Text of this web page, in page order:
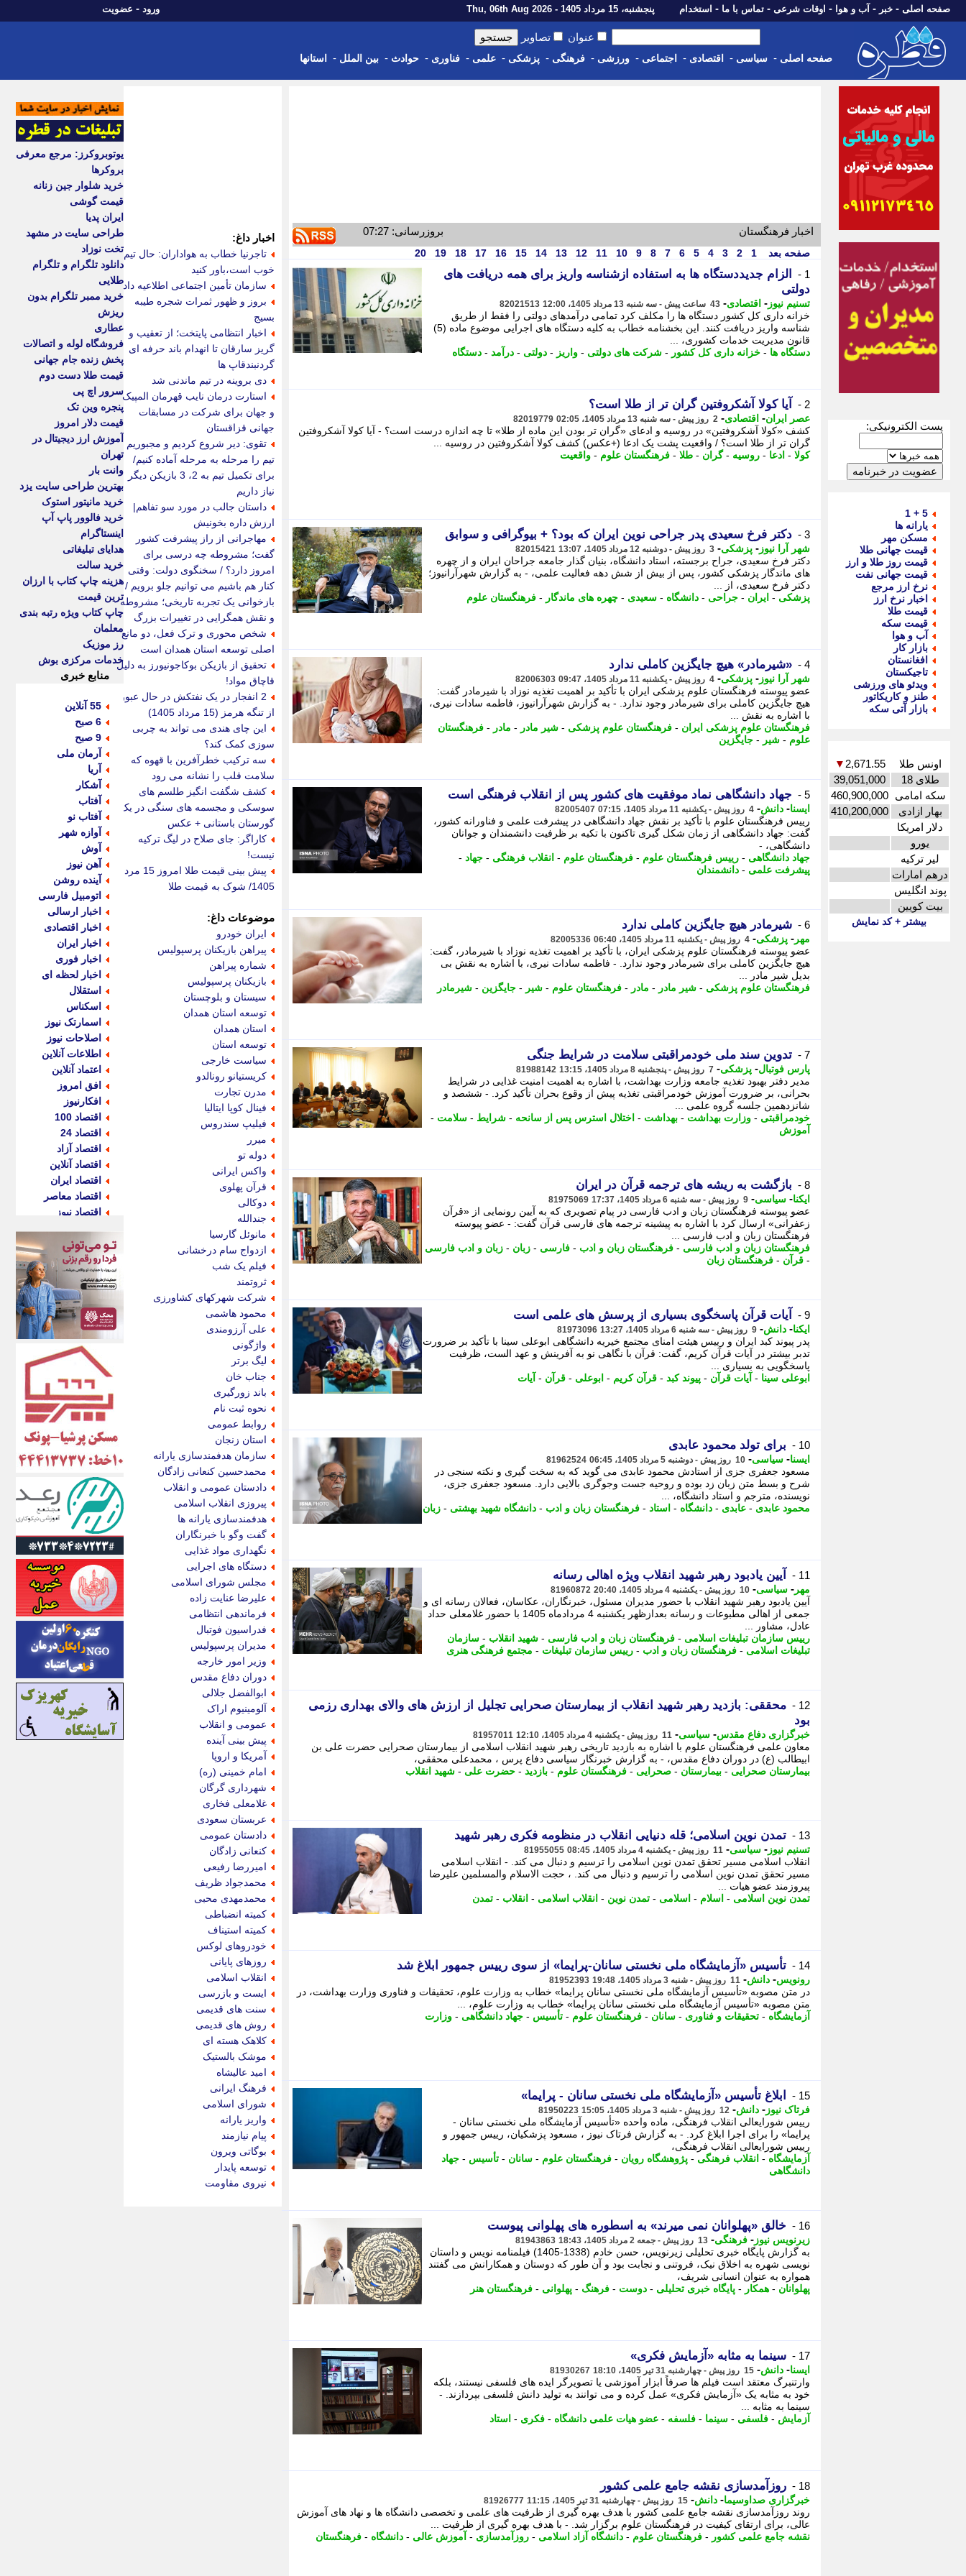
صفحه اصلی - خبر - آب و هوا - اوقات شرعی - تماس با ما - استخدام پنجشنبه، 15 مرداد 1405 - Thu, 06th Aug 2026 ورود - عضویت
عنوان تصاویر
صفحه اصلی - سیاسی - اقتصادی - اجتماعی - ورزشی - فرهنگی - پزشکی - علمی - فناوری - حوادث - بین الملل - استانها
پست الکترونیکی:
5 + 1
یارانه ها
مسکن مهر
قیمت جهانی طلا
قیمت روز طلا و ارز
قیمت جهانی نفت
نرخ ارز مرجع
اخبار نرخ ارز
قیمت طلا
قیمت سکه
آب و هوا
بازار کار
افغانستان
تاجیکستان
ویدئو های ورزشی
طنز و کاریکاتور
بازار آتی سکه
اونس طلا 2,671.55
▼
طلای 18
39,051,000
سکه امامی 460,900,000
بهار ازادی
410,200,000
دلار امریکا
یورو
لیر ترکیه
درهم امارات
پوند انگلیس
بیت کویین
بیشتر + کد نمایش
اخبار فرهنگستان بروزرسانی: 07:27
صفحه بعد 1
2
3
4
5
6
7
8
9
10
11
12
13
14
15
16
17
18
19
20
1 -
الزام جدیددستگاه ها به استفاده ازشناسه واریز برای همه دریافت های
دولتی
تسنیم نیوز - اقتصادی- 43 ساعت پیش - سه شنبه 13 مرداد 1405، 12:00 82021513
خزانه داری کل کشور دستگاه ها را مکلف کرد تمامی درآمدهای دولتی را فقط از طریق
شناسه واریز دریافت کنند. این بخشنامه خطاب به کلیه دستگاه های اجرایی موضوع ماده (5)
قانون مدیریت خدمات کشوری، ...
دستگاه ها - خزانه داری کل کشور - شرکت های دولتی - واریز - دولتی - درآمد - دستگاه
2 - آیا کولا آشکروفتین گران تر از طلا است؟
عصر ایران- اقتصادی- 2 روز پیش - سه شنبه 13 مرداد 1405، 02:05 82019779
کشف «کولا آشکروفتین» در روسیه و ادعای «گران تر بودن این ماده از طلا» تا چه اندازه درست است؟ - آیا کولا آشکروفتین
گران تر از طلا است؟ / واقعیت پشت یک ادعا (+عکس) کشف کولا آشکروفتین در روسیه ...
کولا - ادعا - روسیه -گران - طلا - فرهنگستان علوم - واقعیت
3 - دکتر فرخ سعیدی پدر جراحی نوین ایران که بود؟ + بیوگرافی و سوابق
شهر آرا نیوز - پزشکی- 3 روز پیش - دوشنبه 12 مرداد 1405، 13:07 82015421
دکتر فرخ سعیدی، جراح برجسته، استاد دانشگاه، بنیان گذار جامعه جراحان ایران و از چهره
های ماندگار پزشکی کشور، پس از بیش از شش دهه فعالیت علمی، - به گزارش شهرآرانیوز؛
دکتر فرخ سعیدی، از ...
پزشکی - ایران - جراحی - دانشگاه - سعیدی - چهره های ماندگار - فرهنگستان علوم
4 - «شیرمادر» هیچ جایگزین کاملی ندارد
شهر آرا نیوز - پزشکی- 4 روز پیش - یکشنبه 11 مرداد 1405، 09:47 82006303
عضو پیوسته فرهنگستان علوم پزشکی ایران با تأکید بر اهمیت تغذیه نوزاد با شیرمادر گفت:
هیچ جایگزین کاملی برای شیرمادر وجود ندارد. - به گزارش شهرآرانیوز، فاطمه سادات نیری،
با اشاره به نقش ...
فرهنگستان علوم پزشکی ایران - فرهنگستان علوم پزشکی - شیر مادر - مادر - فرهنگستان
علوم - شیر - جایگزین
5 - جهاد دانشگاهی نماد موفقیت های کشور پس از انقلاب فرهنگی است
ایسنا- دانش- 4 روز پیش - یکشنبه 11 مرداد 1405، 07:15 82005407
رییس فرهنگستان علوم با تأکید بر نقش جهاد دانشگاهی در پیشرفت علمی و فناورانه کشور،
گفت: جهاد دانشگاهی از زمان شکل گیری تاکنون با تکیه بر ظرفیت دانشمندان و جوانان
دانشگاهی، -
جهاد دانشگاهی - رییس فرهنگستان علوم - فرهنگستان علوم - انقلاب فرهنگی - جهاد -
پیشرفت علمی - دانشمندان
6 - شیرمادر هیچ جایگزین کاملی ندارد
مهر - پزشکی- 4 روز پیش - یکشنبه 11 مرداد 1405، 06:40 82005336
عضو پیوسته فرهنگستان علوم پزشکی ایران، با تأکید بر اهمیت تغذیه نوزاد با شیرمادر، گفت:
هیچ جایگزین کاملی برای شیرمادر وجود ندارد. - فاطمه سادات نیری، با اشاره به نقش بی
بدیل شیر مادر ...
فرهنگستان علوم پزشکی - شیر مادر - مادر - فرهنگستان علوم - شیر - جایگزین - شیرمادر
7 - تدوین سند ملی خودمراقبتی سلامت در شرایط جنگی
پارس فوتبال- پزشکی- 7 روز پیش - پنجشنبه 8 مرداد 1405، 13:15 81988142
مدیر دفتر بهبود تغذیه جامعه وزارت بهداشت، با اشاره به اهمیت امنیت غذایی در شرایط
بحرانی، بر ضرورت آموزش خودمراقبتی تغذیه پیش از وقوع بحران تأکید کرد. - ششصد و
شانزدهمین جلسه گروه علمی ...
خودمراقبتی - وزارت بهداشت - بهداشت - اختلال استرس پس از سانحه - شرایط - سلامت -
آموزش
8 - بازگشت به ریشه های ترجمه قرآن در ایران
ایکنا- سیاسی- 9 روز پیش - سه شنبه 6 مرداد 1405، 17:37 81975069
عضو پیوسته فرهنگستان زبان و ادب فارسی در پیام تصویری که به آیین رونمایی از «قرآن
زعفرانی» ارسال کرد با اشاره به پیشینه ترجمه های فارسی قرآن گفت: - عضو پیوسته
فرهنگستان زبان و ادب فارسی ...
فرهنگستان زبان و ادب فارسی - فرهنگستان زبان و ادب - فارسی - زبان - زبان و ادب فارسی
- قرآن - فرهنگستان زبان
9 - آیات قرآن پاسخگوی بسیاری از پرسش های علمی است
ایکنا- دانش- 9 روز پیش - سه شنبه 6 مرداد 1405، 13:27 81973096
پدر پیوند کبد ایران و رییس هیئت امنای مجتمع خیریه دانشگاهی ابوعلی سینا با تأکید بر ضرورت
تدبر بیشتر در آیات قرآن کریم، گفت: قرآن با نگاهی نو به آفرینش و عهد الست، ظرفیت
پاسخگویی به بسیاری ...
ابوعلی سینا - آیات قرآن - پیوند کبد - قرآن کریم - ابوعلی - قرآن - آیات
10 - برای تولد محمود عابدی
ایسنا- سیاسی- 10 روز پیش - دوشنبه 5 مرداد 1405، 06:45 81962524
مسعود جعفری جزی از استادش محمود عابدی می گوید که به سخت گیری و نکته سنجی در
شرح و بسط متن زبان زد بوده و روحیه جست وجوگری بالایی دارد. مسعود جعفری جزی،
نویسنده، مترجم و استاد دانشگاه، ...
محمود عابدی - عابدی - دانشگاه - استاد - فرهنگستان زبان و ادب - دانشگاه شهید بهشتی - زبان
11 - آیین یادبود رهبر شهید انقلاب ویژه اهالی رسانه
مهر - سیاسی- 10 روز پیش - یکشنبه 4 مرداد 1405، 20:40 81960872
آیین یادبود رهبر شهید انقلاب با حضور مدیران مسئول، خبرنگاران، عکاسان، فعالان رسانه ای و
جمعی از اهالی مطبوعات و رسانه بعدازظهر یکشنبه 4 مردادماه 1405 با حضور غلامعلی حداد
عادل، مشاور ...
رییس سازمان تبلیغات اسلامی - فرهنگستان زبان و ادب فارسی - شهید انقلاب - سازمان
تبلیغات اسلامی - فرهنگستان زبان و ادب - رییس سازمان تبلیغات - مجتمع فرهنگی هنری
12 -
محققی: بازدید رهبر شهید انقلاب از بیمارستان صحرایی تجلیل از ارزش های والای بهداری رزمی
بود
خبرگزاری دفاع مقدس- سیاسی- 11 روز پیش - یکشنبه 4 مرداد 1405، 12:10 81957011
معاون علمی فرهنگستان علوم با اشاره به بازدید تاریخی رهبر شهید انقلاب اسلامی از بیمارستان صحرایی حضرت علی بن
ابیطالب (ع) در دوران دفاع مقدس، - به گزارش خبرنگار سیاسی دفاع پرس ، محمدعلی محققی،
بیمارستان صحرایی - بیمارستان - صحرایی - فرهنگستان علوم - بازدید - حضرت علی - شهید انقلاب
13 - تمدن نوین اسلامی؛ قله دنیایی انقلاب در منظومه فکری رهبر شهید
تسنیم نیوز - سیاسی- 11 روز پیش - یکشنبه 4 مرداد 1405، 08:45 81955055
انقلاب اسلامی مسیر تحقق تمدن نوین اسلامی را ترسیم و دنبال می کند. - انقلاب اسلامی
مسیر تحقق تمدن نوین اسلامی را ترسیم و دنبال می کند. ، حجت الاسلام ­والمسلمین علیرضا
پیروزمند عضو هیات ...
تمدن نوین اسلامی - اسلام - اسلامی - تمدن نوین - انقلاب اسلامی - انقلاب - تمدن
14 - تأسیس «آزمایشگاه ملی نخستی سانان-پرایما» از سوی رییس جمهور ابلاغ شد
رونویس- دانش- 11 روز پیش - شنبه 3 مرداد 1405، 19:48 81952393
در متن مصوبه «تأسیس آزمایشگاه ملی نخستی سانان پرایما» خطاب به وزارت علوم، تحقیقات و فناوری وزارت بهداشت، در
متن مصوبه «تأسیس آزمایشگاه ملی نخستی سانان پرایما» خطاب به وزارت علوم، ...
آزمایشگاه - تحقیقات و فناوری - سانان - فرهنگستان علوم - تأسیس - جهاد دانشگاهی - وزارت
15 - ابلاغ تأسیس «آزمایشگاه ملی نخستی سانان - پرایما»
فرتاک نیوز - دانش- 12 روز پیش - شنبه 3 مرداد 1405، 15:05 81950223
رییس شورایعالی انقلاب فرهنگی، ماده واحده «تأسیس آزمایشگاه ملی نخستی سانان -
پرایما» را برای اجرا ابلاغ کرد. - به گزارش فرتاک نیوز ، مسعود پزشکیان، رییس جمهور و
رییس شورایعالی انقلاب فرهنگی،
آزمایشگاه - انقلاب فرهنگی - پژوهشگاه رویان - فرهنگستان علوم - سانان - تأسیس - جهاد
دانشگاهی
16 - خالق «پهلوانان نمی میرند» به اسطوره های پهلوانی پیوست
زیرنویس نیوز - فرهنگی- 13 روز پیش - جمعه 2 مرداد 1405، 18:43 81943863
به گزارش پایگاه خبری تحلیلی زیرنویس، حسن خادم (1338-1405) فیلمنامه نویس و داستان
نویسی شهره به اخلاق نیک، فروتنی و نجابت بود و آن طور که دوستان و همکارانش می گفتند
همواره به عنوان انسانی شریف،
پهلوانان - همکار - پایگاه خبری تحلیلی - دوست - فرهنگ - پهلوانی - فرهنگستان هنر
17 - سینما به مثابه «آزمایش فکری»
ایسنا- دانش- 15 روز پیش - چهارشنبه 31 تیر 1405، 18:10 81930267
وارتنبرگ معتقد است فیلم ها صرفاً ابزار آموزشی یا تصویرگر ایده های فلسفی نیستند، بلکه
خود به مثابه یک «آزمایش فکری» عمل کرده و می توانند به تولید دانش فلسفی بپردازند. -
سینما به مثابه ...
آزمایش - فلسفی - سینما - فلسفه - عضو هیات علمی دانشگاه - فکری - استاد
18 - روزآمدسازی نقشه جامع علمی کشور
خبرگزاری صداوسیما- دانش- 15 روز پیش - چهارشنبه 31 تیر 1405، 11:15 81926777
روند روزآمدسازی نقشه جامع علمی کشور با هدف بهره گیری از ظرفیت های علمی و تخصصی دانشگاه ها و نهاد های آموزش
عالی، برای ارتقای کیفیت در فرهنگستان علوم برگزار شد. - با هدف بهره گیری از ظرفیت ...
نقشه جامع علمی کشور - فرهنگستان علوم - دانشگاه آزاد اسلامی - روزآمدسازی - آموزش عالی - دانشگاه - فرهنگستان
اخبار داغ:
تاجرنیا خطاب به هواداران: حال تیم
خوب است،باور کنید
سازمان تأمین اجتماعی اطلاعیه داد
بروز و ظهور ثمرات شجره طیبه
بسیج
اخبار انتظامی پایتخت؛ از تعقیب و
گریز سارقان تا انهدام باند حرفه ای
گردنبندقاپ ها
دی بروینه در تیم ماندنی شد
استارت درمان نایب قهرمان المپیک
و جهان برای شرکت در مسابقات
جهانی قزاقستان
تقوی: دیر شروع کردیم و مجبوریم
تیم را مرحله به مرحله آماده کنیم/
برای تکمیل تیم به 2، 3 بازیکن دیگر
نیاز داریم
داستان جالب در مورد سو تفاهم|
ارزش داره بخونیش
مهاجرانی از راز پیشرفت کشور
گفت؛ مشروطه چه درسی برای
امروز دارد؟ / سخنگوی دولت: وقتی
کنار هم باشیم می توانیم جلو برویم /
بازخوانی یک تجربه تاریخی؛ مشروطه
و نقش همگرایی در تغییرات بزرگ
شخص محوری و ترک فعل، دو مانع
اصلی توسعه استان همدان است
تحقیق از بازیکن بوکاجونیورز به دلیل
قاچاق مواد!
2 انفجار در یک نفتکش در حال عبور
از تنگه هرمز (15 مرداد 1405)
این چای هندی می تواند به چربی
سوزی کمک کند؟
سه ترکیب خطرآفرین با قهوه که
سلامت قلب را نشانه می رود
کشف شگفت انگیز طلسم های
سوسکی و مجسمه های سنگی در یک
گورستان باستانی + عکس
کاراگر: جای صلاح در لیگ ترکیه
نیست!
پیش بینی قیمت طلا امروز 15 مرداد
1405/ شوک به قیمت طلا
موضوعات داغ:
ایران خودرو
پیراهن بازیکنان پرسپولیس
شماره پیراهن
بازیکنان پرسپولیس
سیستان و بلوچستان
توسعه استان همدان
استان همدان
توسعه استان
سیاست خارجی
کریستیانو رونالدو
مدرن تجارت
فینال کوپا ایتالیا
فیلیپ سندروس
میرر
دوله تو
واکس ایرانی
قرآن پهلوی
دوکالی
جندالله
مانوئل گارسیا
ازدواج سام درخشانی
فیلم یک شب
ثروتمند
شرکت شهرکهای کشاورزی
محمود هاشمی
علی آرزومندی
واژگونی
لیگ برتر
جناب خان
باند زورگیری
نحوه ثبت نام
روابط عمومی
استان زنجان
سازمان هدفمندسازی یارانه
محمدحسین کنعانی زادگان
دادستان عمومی و انقلاب
پیروزی انقلاب اسلامی
هدفمندسازی یارانه ها
گفت وگو با خبرنگاران
نگهداری مواد غذایی
دستگاه های اجرایی
مجلس شورای اسلامی
علیرضا عنایت زاده
فرماندهی انتظامی
فدراسیون فوتبال
مدیران پرسپولیس
وزیر امور خارجه
دوران دفاع مقدس
ابوالفضل جلالی
آلومینیوم اراک
عمومی و انقلاب
پیش بینی آینده
آمریکا و اروپا
امام خمینی (ره)
شهرداری گرگان
غلامعلی فخاری
عربستان سعودی
دادستان عمومی
کنعانی زادگان
امیررضا رفیعی
محمدجواد ظریف
محمدمهدی محبی
کمیته انضباطی
کمیته استیناف
خودروهای لوکس
روزهای پایانی
انقلاب اسلامی
ایست و بازرسی
سنت های قدیمی
روش های قدیمی
کلاهک هسته ای
موشک بالستیک
امید عالیشاه
فرهنگ ایرانی
شورای اسلامی
واریز یارانه
پیام نیازمند
بوگاتی ویرون
توسعه پایدار
نیروی مقاومت
یوتوبروکرز: مرجع معرفی
بروکرها
خرید شلوار جین زنانه
قیمت گوشی
ایران پدیا
طراحی سایت در مشهد
تخت نوزاد
دانلود تلگرام و تلگرام
طلایی
خرید ممبر تلگرام بدون
ریزش
عطاری
فروشگاه لوله و اتصالات
پخش زنده جام جهانی
قیمت طلا دست دوم
سرور اچ پی
پنجره وین تک
قیمت دلار امروز
آموزش ارز دیجیتال در
تهران
وانت بار
بهترین طراحی سایت یزد
خرید مانیتور استوک
خرید فالوور پاپ آپ
اینستاگرام
هدایای تبلیغاتی
خرید سالت
هزینه چاپ کتاب با ارزان
ترین قیمت
چاپ کتاب ویژه رتبه بندی
معلمان
رز موزیک
خدمات مرکزی بوش
منابع خبری
55 آنلاین
6 صبح
9 صبح
آرمان ملی
آریا
آشکار
آفتاب
آفتاب نو
آوازه شهر
آوش
آهن نیوز
آینده روشن
اتومبیل فارسی
اخبار ارسالی
اخبار اقتصادی
اخبار ایران
اخبار فوری
اخبار لحظه ای
استقلال
اسکناس
اسمارتک نیوز
اصلاحات نیوز
اطلاعات آنلاین
اعتماد آنلاین
افق امروز
افکارنیوز
اقتصاد 100
اقتصاد 24
اقتصاد آزاد
اقتصاد آنلاین
اقتصاد ایران
اقتصاد معاصر
اقتصاد نیوز
اکوفارس
اکونگار
اکونیوز
الف
انتشار آنلاین
اندیشه قرن
اندیشه معاصر
اندیشه ها
انرژی پرس
ای استخدام
ایتنا
ایراف
ایران آرت
ایران آنلاین
ایران زندگی
ایران فوری
ایرانی روز
ایرانیتال
ایرنا
ایسکانیوز
ایسنا
ایکنا
ایلنا
اینتیتر
ایونا نیوز
بازتاب آنلاین
باشگاه خبرنگاران
باغستان نیوز
بامبوک
ببین و بخون
بدینسان
بنکر